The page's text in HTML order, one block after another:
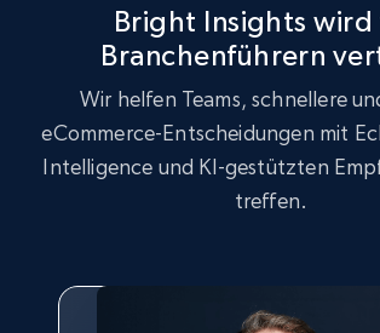
URL, Product id, Title, Product
Rating, Reviews count, Images,
more.
Bright Insights wird
Branchenführern
Wir helfen Teams, schnellere
eCommerce-Entscheidungen mit
Intelligence und KI-gestützten
treffen.